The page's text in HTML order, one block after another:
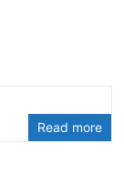
Read more